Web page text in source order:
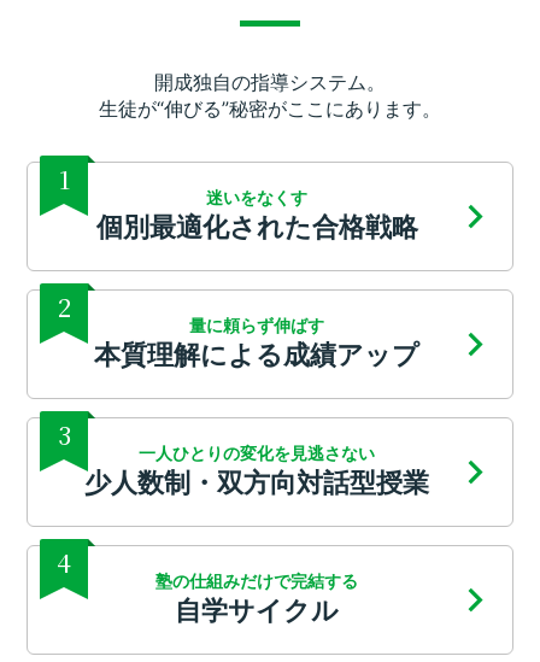
開成独自の指導システム。
生徒が“伸びる”秘密がここにあります。
1
迷いをなくす
個別最適化された合格戦略
2
量に頼らず伸ばす
本質理解による成績アップ
3
一人ひとりの変化を見逃さない
少人数制・双方向対話型授業
4
塾の仕組みだけで完結する
自学サイクル